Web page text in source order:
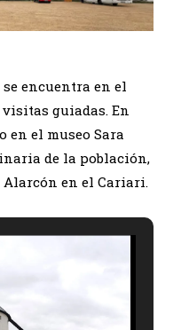
encuentra en el
guiadas. En
en el museo Sara
de la población,
Alarcón en el Cariari.